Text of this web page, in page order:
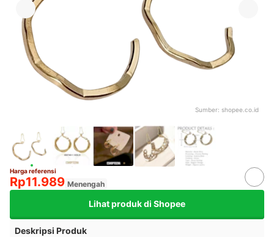
Sumber: shopee.co.id
Harga referensi
Rp11.989 Menengah
Lihat produk di Shopee
Deskripsi Produk